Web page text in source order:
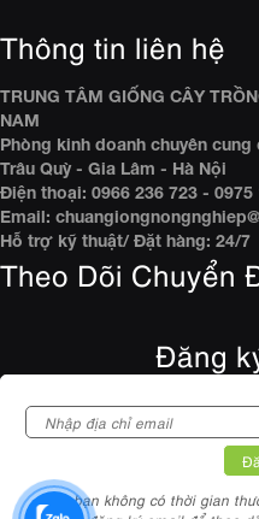
Thông tin liên hệ
TRUNG TÂM GIỐNG CÂY
NAM
Phòng kinh doanh chuyên
Trâu Quỳ - Gia Lâm - Hà Nội
Điện thoại: 0966 236 723 - 0975
Email:
Hỗ trợ kỹ thuật/ Đặt hàng: 24/7
Theo Dõi Chuyển
Đăng
Nếu bạn không có thời gian